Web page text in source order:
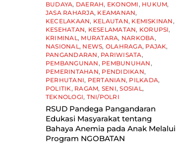
BUDAYA, DAERAH, EKONOMI, HUKUM,
JASA RAHARJA, KEAMANAN,
KECELAKAAN, KELAUTAN, KEMISKINAN,
KESEHATAN, KESELAMATAN, KORUPSI,
KRIMINAL, MURATARA, NARKOBA,
NASIONAL, NEWS, OLAHRAGA, PAJAK,
PANGANDARAN, PARIWISATA,
PEMBANGUNAN, PEMBUNUHAN,
PEMERINTAHAN, PENDIDIKAN,
PERHUTANI, PERTANIAN, PILKADA,
POLITIK, RAGAM, SENI,SOSIAL,
TEKNOLOGI, TNI/POLRI
RSUD Pandega Pangandaran
Edukasi Masyarakat tentang
Bahaya Anemia pada Anak Melalui
Program NGOBATAN